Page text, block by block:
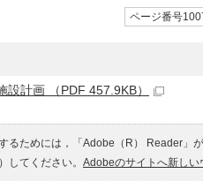
ページ番号
計画 （PDF 457.9KB）
るためには，「Adobe（R） Reader」
してください。 Adobeのサイトへ新しい